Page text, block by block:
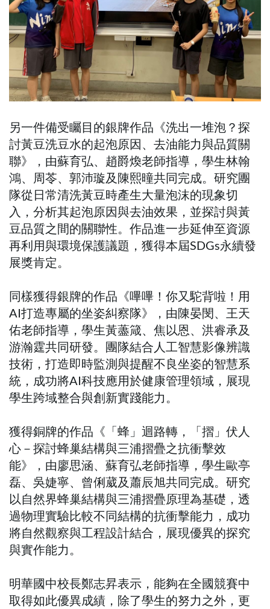
另一件備受矚目的銀牌作品《洗出一堆泡？探
討黃豆洗豆水的起泡原因、去油能力與品質關
聯》，由蘇育弘、趙爵煥老師指導，學生林翰
鴻、周苓、郭沛璇及陳熙曈共同完成。研究團
隊從日常清洗黃豆時產生大量泡沫的現象切
入，分析其起泡原因與去油效果，並探討與黃
豆品質之間的關聯性。作品進一步延伸至資源
再利用與環境保護議題，獲得本屆SDGs永續發
展獎肯定。
同樣獲得銀牌的作品《嗶嗶！你又駝背啦！用
AI打造專屬的坐姿糾察隊》，由陳晏閔、王天
佑老師指導，學生黃藎箴、焦以恩、洪睿承及
游瀚霆共同研發。團隊結合人工智慧影像辨識
技術，打造即時監測與提醒不良坐姿的智慧系
統，成功將AI科技應用於健康管理領域，展現
學生跨域整合與創新實踐能力。
獲得銅牌的作品《「蜂」迴路轉，「摺」伏人
心－探討蜂巢結構與三浦摺疊之抗衝擊效
能》，由廖思涵、蘇育弘老師指導，學生歐亭
磊、吳婕寧、曾俐葳及蕭辰旭共同完成。研究
以自然界蜂巢結構與三浦摺疊原理為基礎，透
過物理實驗比較不同結構的抗衝擊能力，成功
將自然觀察與工程設計結合，展現優異的探究
與實作能力。
明華國中校長鄭志昇表示，能夠在全國競賽中
取得如此優異成績，除了學生的努力之外，更